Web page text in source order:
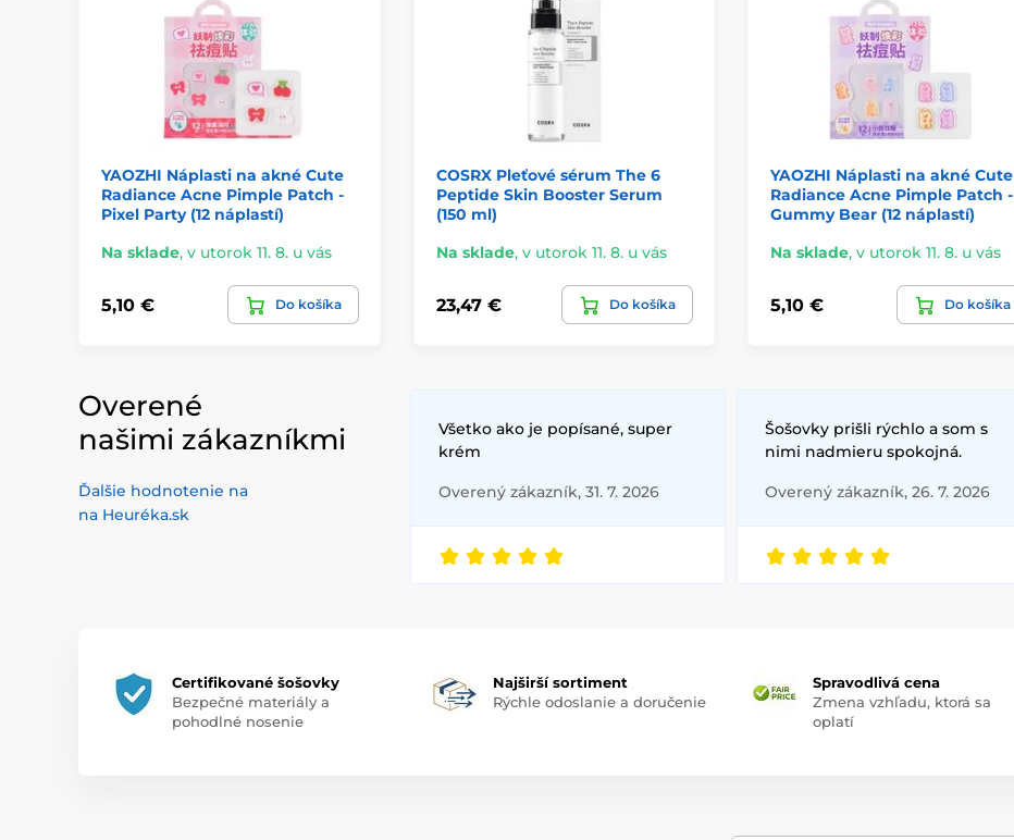
YAOZHI Náplasti na akné Cute
Radiance Acne Pimple Patch -
Pixel Party (12 náplastí)
Na sklade, v utorok 11. 8. u vás
5,10 € Do košíka
COSRX Pleťové sérum The 6
Peptide Skin Booster Serum
(150 ml)
Na sklade, v utorok 11. 8. u vás
23,47 € Do košíka
YAOZHI Náplasti na akné Cute
Radiance Acne Pimple Patch -
Gummy Bear (12 náplastí)
Na sklade, v utorok 11. 8. u vás
5,10 € Do košíka
Overené
našimi zákazníkmi
Ďalšie hodnotenie na
na Heuréka.sk
Všetko ako je popísané, super
krém
Overený zákazník, 31. 7. 2026
Šošovky prišli rýchlo a som s
nimi nadmieru spokojná.
Overený zákazník, 26. 7. 2026
Certifikované šošovky
Bezpečné materiály a
pohodlné nosenie
Najširší sortiment
Rýchle odoslanie a doručenie
Spravodlivá cena
Zmena vzhľadu, ktorá sa
oplatí